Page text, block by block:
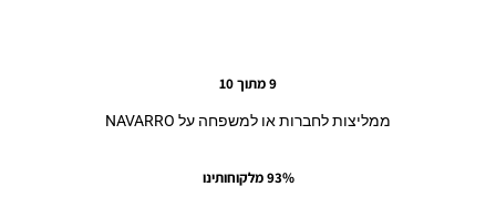
9 מתוך 10
ממליצות לחברות או למשפחה על NAVARRO
93% מלקוחותינו